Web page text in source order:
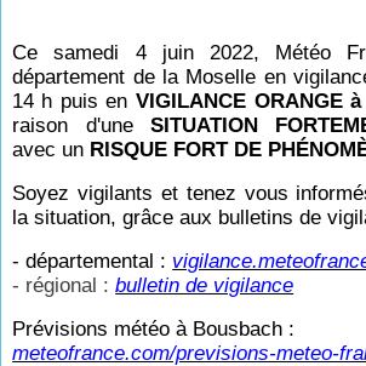
Ce samedi 4 juin 2022, Météo
département de la Moselle en
14 h puis en VIGILANCE ORANGE
raison d'une SITUATION
avec un RISQUE FORT DE
Soyez vigilants et tenez vous
la situation, grâce aux bulletins de
- départemental :
- régional :bulletin de vigilance
Prévisions météo à Bousbach :
meteofrance.com/previsions-meteo-